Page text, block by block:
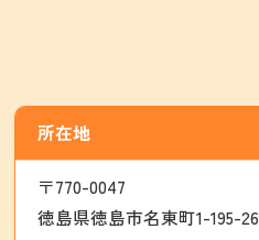
所在地
〒770-0047
徳島県徳島市名東町1-195-26